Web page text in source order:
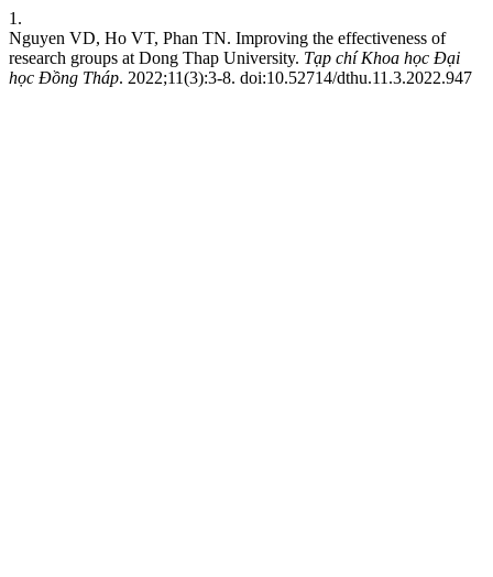
1.
Nguyen VD, Ho VT, Phan TN. Improving the effectiveness of
research groups at Dong Thap University. Tạp chí Khoa học Đại
học Đồng Tháp. 2022;11(3):3-8. doi:10.52714/dthu.11.3.2022.947